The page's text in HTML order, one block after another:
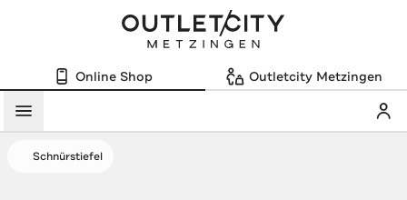
Online Shop Outletcity Metzingen
Menü
Schnürstiefel